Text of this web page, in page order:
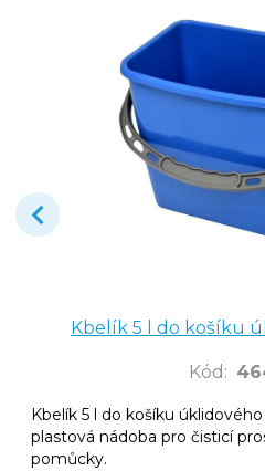
Kbelík 5 l do košíku
Kód :
Kbelík 5 l do košíku
plastová nádoba pro čisticí
pomůcky.